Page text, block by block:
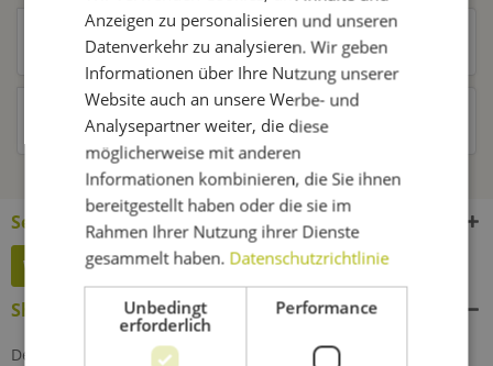
Kunden kauften auch
Kunden haben sich ebenfalls angesehen
Service Hotline
Widerruf erklären
Shop Service
Defektes Produkt
Anzeigen zu personalisieren und unseren
Datenverkehr zu analysieren. Wir geben
Informationen über Ihre Nutzung unserer
Website auch an unsere Werbe- und
Analysepartner weiter, die diese
möglicherweise mit anderen
Informationen kombinieren, die Sie ihnen
bereitgestellt haben oder die sie im
Rahmen Ihrer Nutzung ihrer Dienste
gesammelt haben. Datenschutzrichtlinie
Unbedingt
erforderlich
Performance